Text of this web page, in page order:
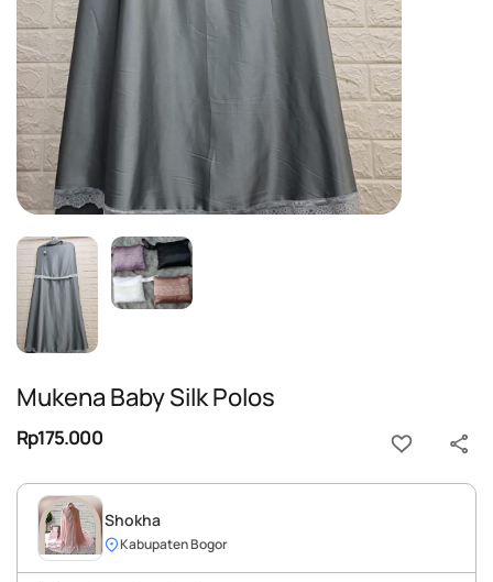
Mukena Baby Silk Polos
Rp175.000
Shokha
Kabupaten Bogor